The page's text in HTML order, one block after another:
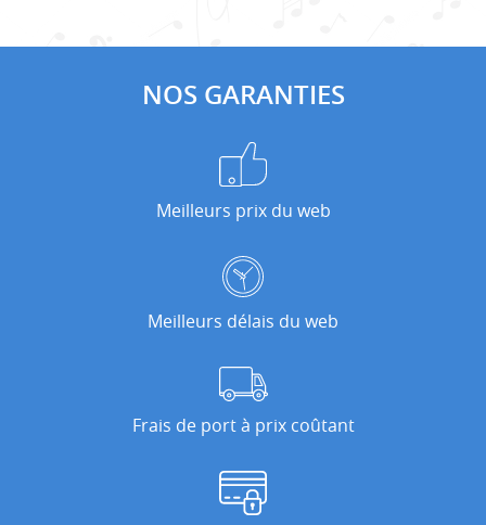
NOS GARANTIES
Meilleurs prix du web
Meilleurs délais du web
Frais de port à prix coûtant